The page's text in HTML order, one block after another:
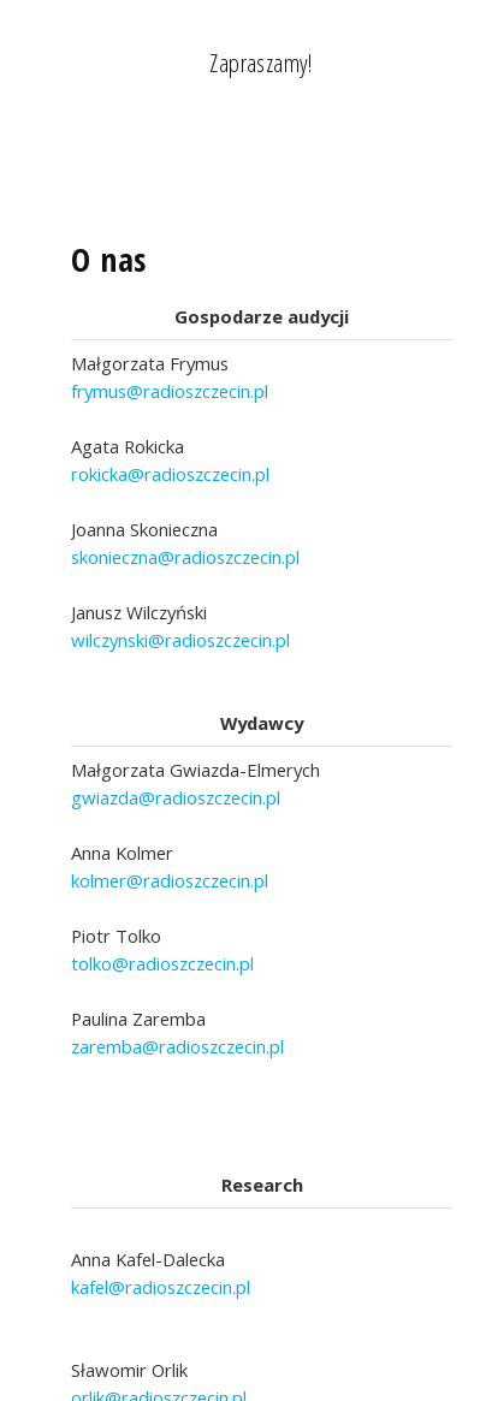
Zapraszamy!
O nas
Gospodarze audycji
Małgorzata Frymus
frymus@radioszczecin.pl
Agata Rokicka
rokicka@radioszczecin.pl
Joanna Skonieczna
skonieczna@radioszczecin.pl
Janusz Wilczyński
wilczynski@radioszczecin.pl
Wydawcy
Małgorzata Gwiazda-Elmerych
gwiazda@radioszczecin.pl
Anna Kolmer
kolmer@radioszczecin.pl
Piotr Tolko
tolko@radioszczecin.pl
Paulina Zaremba
zaremba@radioszczecin.pl
Research
Anna Kafel-Dalecka
kafel@radioszczecin.pl
Sławomir Orlik